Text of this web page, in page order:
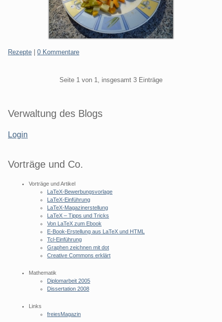
Kategorien:
Rezepte 0 Kommentare
Seite 1 von 1, insgesamt 3 Einträge
Seitenleiste
Verwaltung des Blogs
Login
Vorträge und Co.
Vorträge und Artikel
LaTeX-Bewerbungsvorlage
LaTeX-Einführung
LaTeX-Magazinerstellung
LaTeX – Tipps und Tricks
Von LaTeX zum Ebook
E-Book-Erstellung aus LaTeX und HTML
Tcl-Einführung
Graphen zeichnen mit dot
Creative Commons erklärt
Mathematik
Diplomarbeit 2005
Dissertation 2008
Links
freiesMagazin